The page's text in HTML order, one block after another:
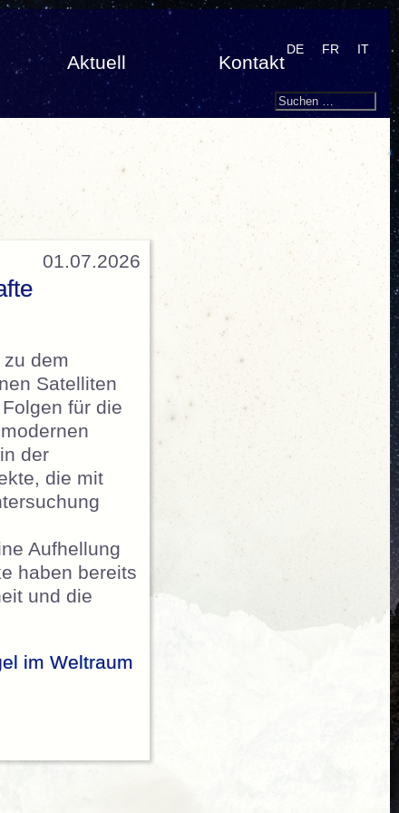
Aktuell Kontakt
DE FR IT
Search
Suchen
01.07.2026
dem
Satelliten
für die
der
die mit
Aufhellung
haben bereits
und die
im Weltraum